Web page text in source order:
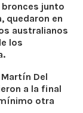
bronces junto
quedaron en
australianos
los
Del
a la final
otra